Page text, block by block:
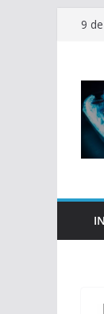
Saltar
9